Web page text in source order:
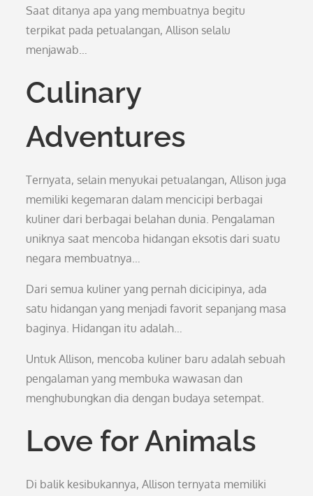
Saat ditanya apa yang membuatnya begitu
terpikat pada petualangan, Allison selalu
menjawab…
Culinary
Adventures
Ternyata, selain menyukai petualangan, Allison juga
memiliki kegemaran dalam mencicipi berbagai
kuliner dari berbagai belahan dunia. Pengalaman
uniknya saat mencoba hidangan eksotis dari suatu
negara membuatnya…
Dari semua kuliner yang pernah dicicipinya, ada
satu hidangan yang menjadi favorit sepanjang masa
baginya. Hidangan itu adalah…
Untuk Allison, mencoba kuliner baru adalah sebuah
pengalaman yang membuka wawasan dan
menghubungkan dia dengan budaya setempat.
Love for Animals
Di balik kesibukannya, Allison ternyata memiliki